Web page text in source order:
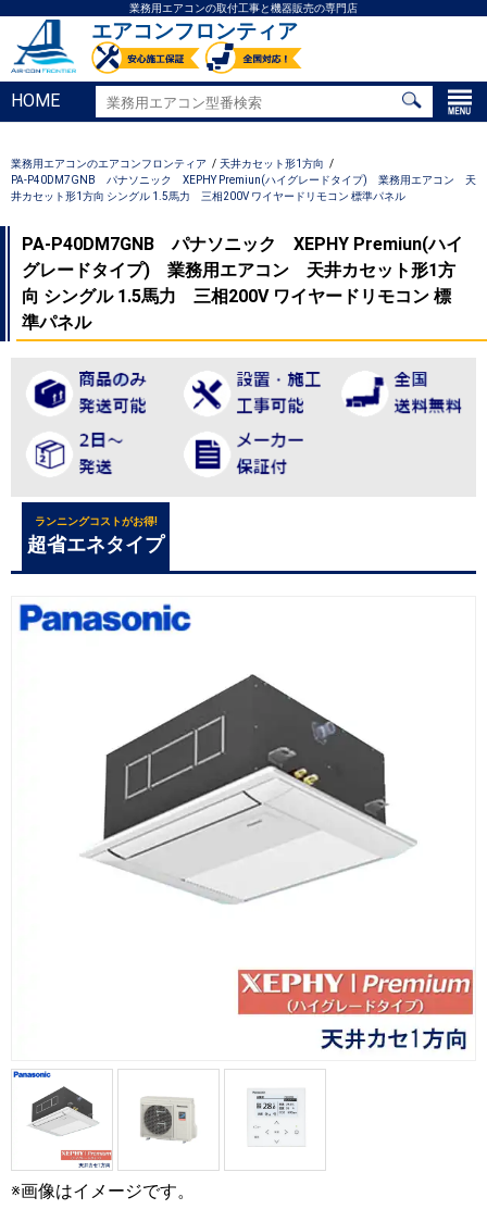
業務用エアコンの取付工事と機器販売の専門店
エアコンフロンティア
HOME
業務用エアコンのエアコンフロンティア
天井カセット形1方向
PA-P40DM7GNB パナソニック XEPHY Premiun(ハイグレードタイプ) 業務用エアコン 天
井カセット形1方向 シングル 1.5馬力 三相200V ワイヤードリモコン 標準パネル
PA-P40DM7GNB パナソニック XEPHY Premiun(ハイ
グレードタイプ) 業務用エアコン 天井カセット形1方
向 シングル 1.5馬力 三相200V ワイヤードリモコン 標
準パネル
ランニングコストがお得!
超省エネタイプ
※画像はイメージです。